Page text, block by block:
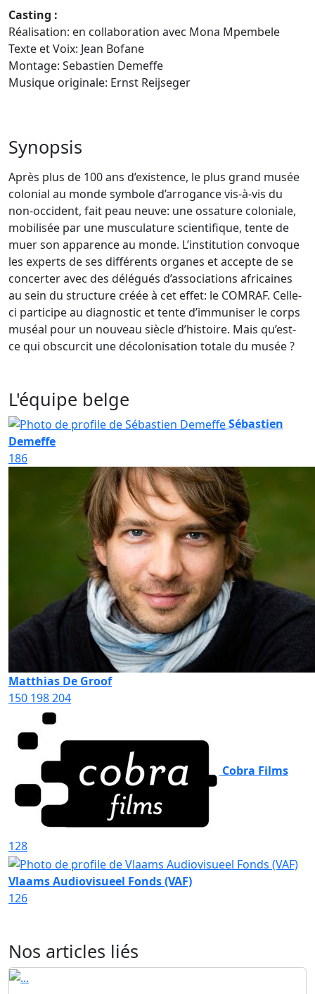
Casting :
Réalisation: en collaboration avec Mona Mpembele
Texte et Voix: Jean Bofane
Montage: Sebastien Demeffe
Musique originale: Ernst Reijseger
Synopsis
Après plus de 100 ans d’existence, le plus grand musée
colonial au monde symbole d’arrogance vis-à-vis du
non-occident, fait peau neuve: une ossature coloniale,
mobilisée par une musculature scientifique, tente de
muer son apparence au monde. L’institution convoque
les experts de ses différents organes et accepte de se
concerter avec des délégués d’associations africaines
au sein du structure créée à cet effet: le COMRAF. Celle-
ci participe au diagnostic et tente d’immuniser le corps
muséal pour un nouveau siècle d’histoire. Mais qu’est-
ce qui obscurcit une décolonisation totale du musée ?
L'équipe belge
Sébastien
Demeffe
186
Matthias De Groof
150 198204
Cobra Films
128
Vlaams Audiovisueel Fonds (VAF)
126
Nos articles liés